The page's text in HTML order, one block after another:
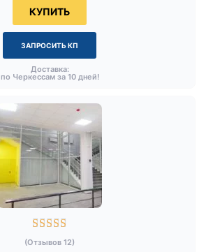
КУПИТЬ
ЗАПРОСИТЬ КП
Доставка:
по Черкессам за 10 дней!

(Отзывов 12)